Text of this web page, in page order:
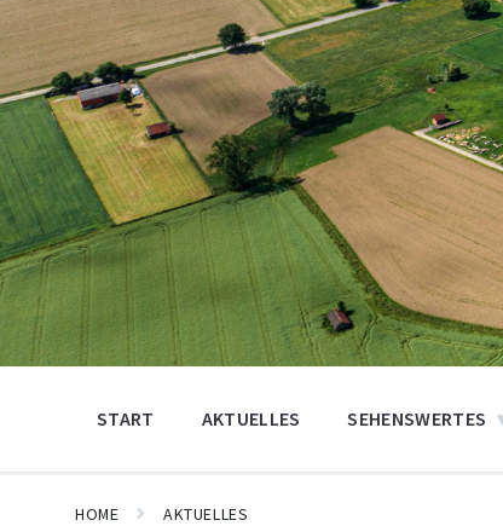
START AKTUELLES SEHENSWERTES
HOME AKTUELLES